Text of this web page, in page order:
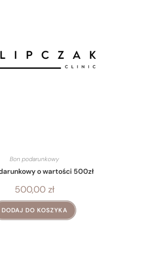
Bon podarunkowy
o wartości 500zł
500,00 zł
DODAJ DO KOSZYKA